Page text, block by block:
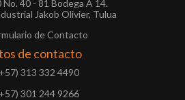
No. 40 - 81 Bodega A 14.
Jakob Olivier, Tulua
de Contacto
de contacto
313 332 4490
301 244 9266